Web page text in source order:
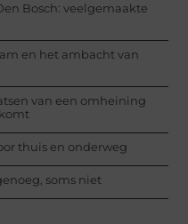
Bosch: veelgemaakte
en het ambacht van
van een omheining
thuis en onderweg
soms niet